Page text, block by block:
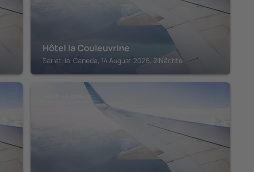
Hôtel la Couleuvrine
Sarlat-la-Caneda, 14 August 2026, 2 Nächte
SARLAT-LA-CANEDA